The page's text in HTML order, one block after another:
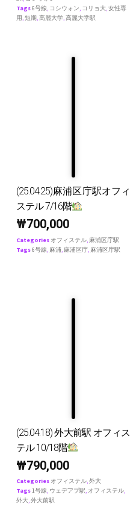
Tags6号線, コシウォン, コリョ大,女性専
用,短期,高麗大学,高麗大学駅
(25.04.25)麻浦区庁駅オフィ
ステル 7/16階
₩700,000
Categories オフィステル 麻浦区庁駅
Tags6号線 麻浦 麻浦区庁 麻浦区庁駅
(25.04.18) 外大前駅 オフィス
テル 10/18階
₩790,000
Categories オフィステル,外大
Tags1号線, ウェデアプ駅, オフィステル,
外大,外大前駅